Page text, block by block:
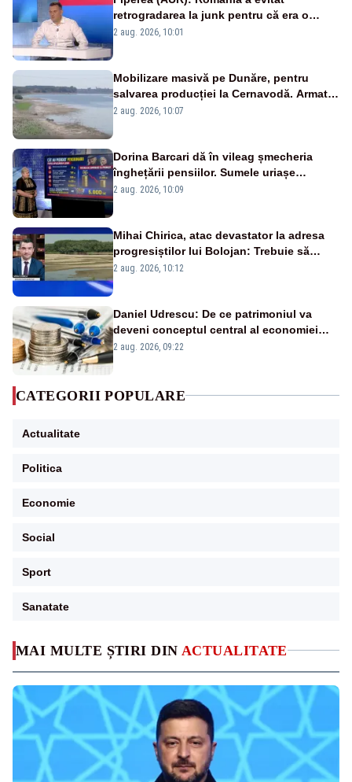
MAI MULTE ȘTIRI DIN ACTUALITATE
retrogradarea la junk pentru că era o
catastrofă pentru bănci și fondurile de
2 aug. 2026, 10:01
Mobilizare masivă pe Dunăre, pentru
salvarea producției la Cernavodă. Armata
va detona o stâncă și va devia apa
2 aug. 2026, 10:07
Dorina Barcari dă în vileag șmecheria
înghețării pensiilor. Sumele uriașe
pierdute de fiecare român
2 aug. 2026, 10:09
Mihai Chirica, atac devastator la adresa
progresiștilor lui Bolojan: Trebuie să
protejăm și natura, dar nu șținem omaneii
2 aug. 2026, 10:12
Daniel Udrescu: De ce patrimoniul va
deveni conceptul central al economiei
viitoare?
2 aug. 2026, 09:22
CATEGORII POPULARE
Actualitate
Politica
Economie
Social
Sport
Sanatate